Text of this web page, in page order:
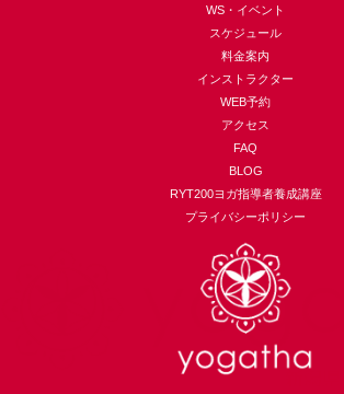
WS・イベント
スケジュール
料金案内
インストラクター
WEB予約
アクセス
FAQ
BLOG
RYT200ヨガ指導者養成講座
プライバシーポリシー